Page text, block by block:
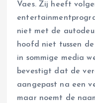
Vaes. Zij heeft
niet met de
hoofd niet tussen
in sommige media
bevestigt dat de
aangepast na een
maar noemt de